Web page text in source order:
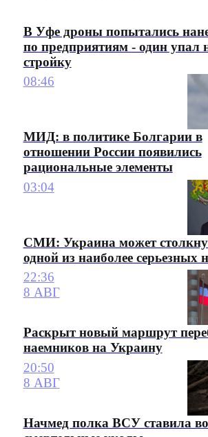
В Уфе дроны попытались
по предприятиям - один упал
стройку
08:46
МИД: в политике Болгарии в
отношении России появились
рациональные элементы
03:04
СМИ: Украина может
одной из наиболее серьезных
22:36
8 АВГ
Раскрыт новый маршрут
наемников на Украину
20:50
8 АВГ
Начмед полка ВСУ ставила